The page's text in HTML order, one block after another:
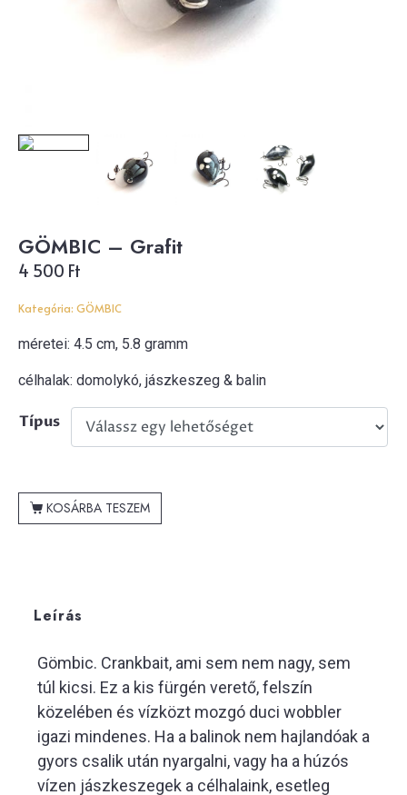
GÖMBIC – Grafit
4 500 Ft
Kategória: GÖMBIC
méretei: 4.5 cm, 5.8 gramm
célhalak: domolykó, jászkeszeg & balin
Típus
KOSÁRBA TESZEM
Leírás
Gömbic. Crankbait, ami sem nem nagy, sem
túl kicsi. Ez a kis fürgén verető, felszín
közelében és vízközt mozgó duci wobbler
igazi mindenes. Ha a balinok nem hajlandóak a
gyors csalik után nyargalni, vagy ha a húzós
vízen jászkeszegek a célhalaink, esetleg